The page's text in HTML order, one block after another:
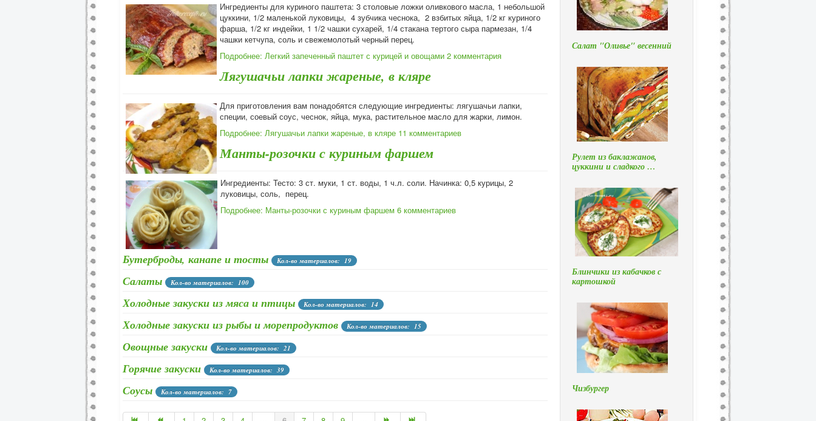
Ингредиенты для куриного паштета: 3 столовые ложки оливкового масла, 1 небольшой
цуккини, 1/2 маленькой луковицы, 4 зубчика чеснока, 2 взбитых яйца, 1/2 кг куриного
фарша, 1/2 кг индейки, 1 1/2 чашки сухарей, 1/4 стакана тертого сыра пармезан, 1/4
чашки кетчупа, соль и свежемолотый черный перец.
Подробнее: Легкий запеченный паштет с курицей и овощами 2 комментария
Лягушачьи лапки жареные, в кляре
Для приготовления вам понадобятся следующие ингредиенты: лягушачьи лапки,
специи, соевый соус, чеснок, яйца, мука, растительное масло для жарки, лимон.
Подробнее: Лягушачьи лапки жареные, в кляре 11 комментариев
Манты-розочки с куриным фаршем
Ингредиенты: Тесто: 3 ст. муки, 1 ст. воды, 1 ч.л. соли. Начинка: 0,5 курицы, 2
луковицы, соль, перец.
Подробнее: Манты-розочки с куриным фаршем 6 комментариев
Бутерброды, канапе и тосты Кол-во материалов: 19
Салаты Кол-во материалов: 100
Холодные закуски из мяса и птицы Кол-во материалов: 14
Холодные закуски из рыбы и морепродуктов Кол-во материалов: 15
Овощные закуски Кол-во материалов: 21
Горячие закуски Кол-во материалов: 39
Соусы Кол-во материалов: 7
Салат "Оливье" весенний
Рулет из баклажанов,
цуккини и сладкого …
Блинчики из кабачков с
картошкой
Чизбургер